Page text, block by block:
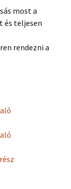
most a
és teljesen
rendezni a